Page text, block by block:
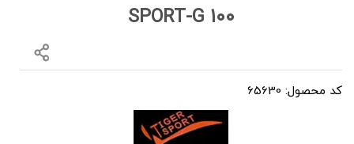
SPORT-G 100
کد محصول: 65630